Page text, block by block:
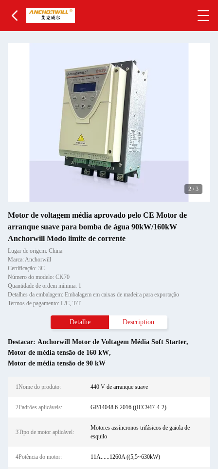
2 / 3
Motor de voltagem média aprovado pelo CE Motor de
arranque suave para bomba de água 90kW/160kW
Anchorwill Modo limite de corrente
Lugar de origem: China
Marca: Anchorwill
Certificação: 3C
Número do modelo: CK70
Quantidade de ordem mínima: 1
Detalhes da embalagem: Embalagem em caixas de madeira para exportação
Termos de pagamento: L/C, T/T
Detalhe Description
Destacar: Anchorwill Motor de Voltagem Média Soft Starter,
Motor de média tensão de 160 kW,
Motor de média tensão de 90 kW
1Nome do produto: 440 V de arranque suave
2Padrões aplicáveis: GB14048.6-2016 ((IEC947-4-2)
3Tipo de motor aplicável:
Motores assíncronos trifásicos de gaiola de
esquilo
4Potência do motor: 11A......1260A ((5,5~630kW)